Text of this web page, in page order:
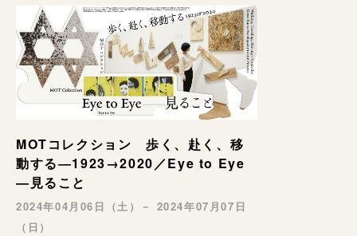
MOTコレクション 歩く、赴く、移
動する―1923→2020／Eye to Eye
—見ること
2024年04月06日（土）－ 2024年07月07日
（日）